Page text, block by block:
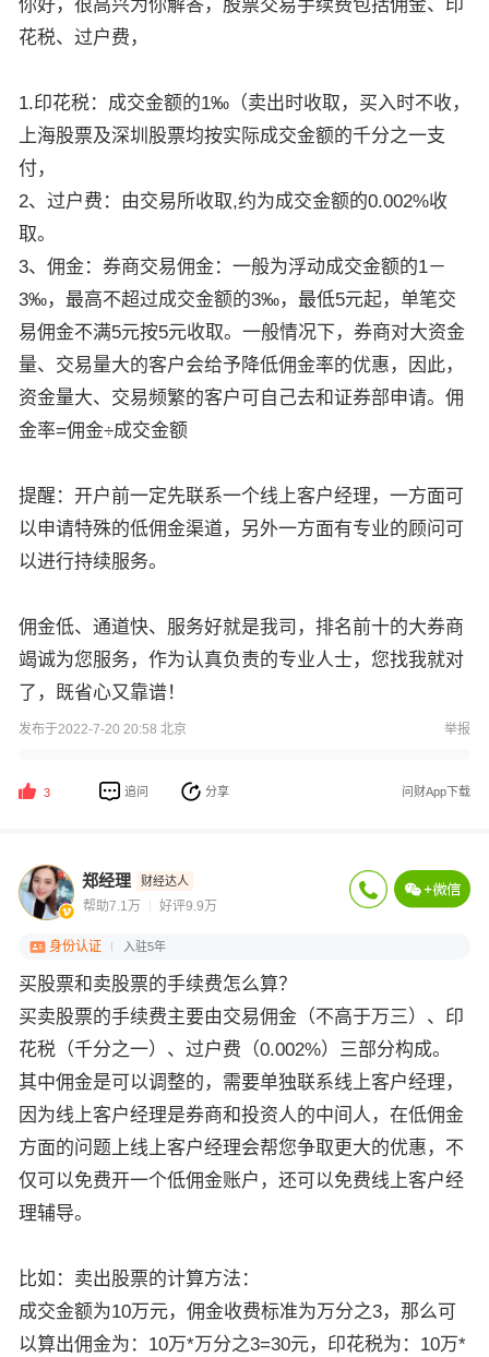
你好，很高兴为你解答，股票交易手续费包括佣金、印
花税、过户费，
1.印花税：成交金额的1‰（卖出时收取，买入时不收，
上海股票及深圳股票均按实际成交金额的千分之一支
付，
2、过户费：由交易所收取,约为成交金额的0.002%收
取。
3、佣金：券商交易佣金：一般为浮动成交金额的1－
3‰，最高不超过成交金额的3‰，最低5元起，单笔交
易佣金不满5元按5元收取。一般情况下，券商对大资金
量、交易量大的客户会给予降低佣金率的优惠，因此，
资金量大、交易频繁的客户可自己去和证券部申请。佣
金率=佣金÷成交金额
提醒：开户前一定先联系一个线上客户经理，一方面可
以申请特殊的低佣金渠道，另外一方面有专业的顾问可
以进行持续服务。
佣金低、通道快、服务好就是我司，排名前十的大券商
竭诚为您服务，作为认真负责的专业人士，您找我就对
了，既省心又靠谱！
发布于2022-7-20 20:58 北京 举报
3 追问 分享 问财App下载
郑经理 财经达人
帮助7.1万 好评9.9万
身份认证 入驻5年
买股票和卖股票的手续费怎么算？
买卖股票的手续费主要由交易佣金（不高于万三）、印
花税（千分之一）、过户费（0.002%）三部分构成。
其中佣金是可以调整的，需要单独联系线上客户经理，
因为线上客户经理是券商和投资人的中间人，在低佣金
方面的问题上线上客户经理会帮您争取更大的优惠，不
仅可以免费开一个低佣金账户，还可以免费线上客户经
理辅导。
比如：卖出股票的计算方法：
成交金额为10万元，佣金收费标准为万分之3，那么可
以算出佣金为：10万*万分之3=30元，印花税为：10万*